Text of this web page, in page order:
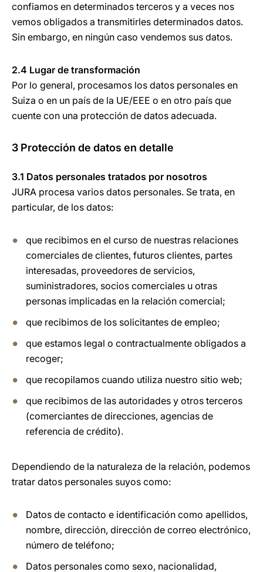
confiamos en determinados terceros y a veces nos
vemos obligados a transmitirles determinados datos.
Sin embargo, en ningún caso vendemos sus datos.
2.4 Lugar de transformación
Por lo general, procesamos los datos personales en
Suiza o en un país de la UE/EEE o en otro país que
cuente con una protección de datos adecuada.
3 Protección de datos en detalle
3.1 Datos personales tratados por nosotros
JURA procesa varios datos personales. Se trata, en
particular, de los datos:
que recibimos en el curso de nuestras relaciones
comerciales de clientes, futuros clientes, partes
interesadas, proveedores de servicios,
suministradores, socios comerciales u otras
personas implicadas en la relación comercial;
que recibimos de los solicitantes de empleo;
que estamos legal o contractualmente obligados a
recoger;
que recopilamos cuando utiliza nuestro sitio web;
que recibimos de las autoridades y otros terceros
(comerciantes de direcciones, agencias de
referencia de crédito).
Dependiendo de la naturaleza de la relación, podemos
tratar datos personales suyos como:
Datos de contacto e identificación como apellidos,
nombre, dirección, dirección de correo electrónico,
número de teléfono;
Datos personales como sexo, nacionalidad,